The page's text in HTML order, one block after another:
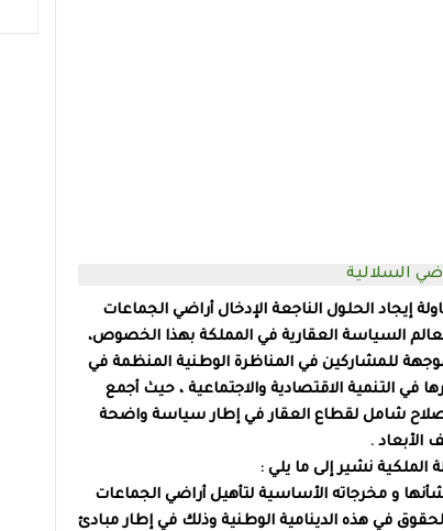
السلالية
إيجاد الحلول الناجعة الإدخال أراضي الجماعات
السياسة العقارية في المملكة بهذا الخصوص،
للمشاركين في المناظرة الوطنية المنظمة في
للدولة ودورها في التنمية الاقتصادية والاجتماعية ، حيث أجمع
شامل لقطاع العقار في إطار سياسة واضحة
الأبعاد .
الملكية نشير إلى ما يلي :
و مخرجاته الأساسية لتأهيل أراضي الجماعات
في هذه الدينامية الوطنية وذلك في إطار مبادئ